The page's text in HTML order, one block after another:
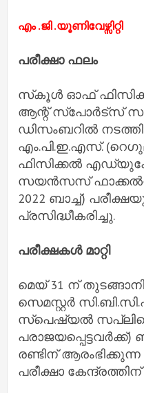
എം .ജി .യൂണിവേഴ്സിറ്റി
പരീക്ഷാ ഫലം
സ്‌കൂൾ ഓഫ്
ആന്റ് സ്‌പോർട്‌സ്
ഡിസംബറിൽ
എം.പി.ഇ.എസ്.
ഫിസിക്കൽ
സയൻസസ്
2022 ബാച്ച്)
പ്രസിദ്ധീകരിച്ചു.
പരീക്ഷകൾ മാറ്റി
മെയ് 31 ന്
സെമസ്റ്റർ
സ്‌പെഷ്യൽ
രണ്ടിന്
പരീക്ഷാ കേന്ദ്രത്തിന്